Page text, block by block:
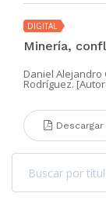
DIGITAL
Daniel
Rodríguez.
Descargar